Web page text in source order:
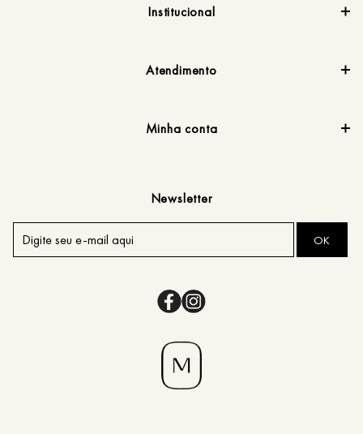
Institucional
Atendimento
Minha conta
Newsletter
OK